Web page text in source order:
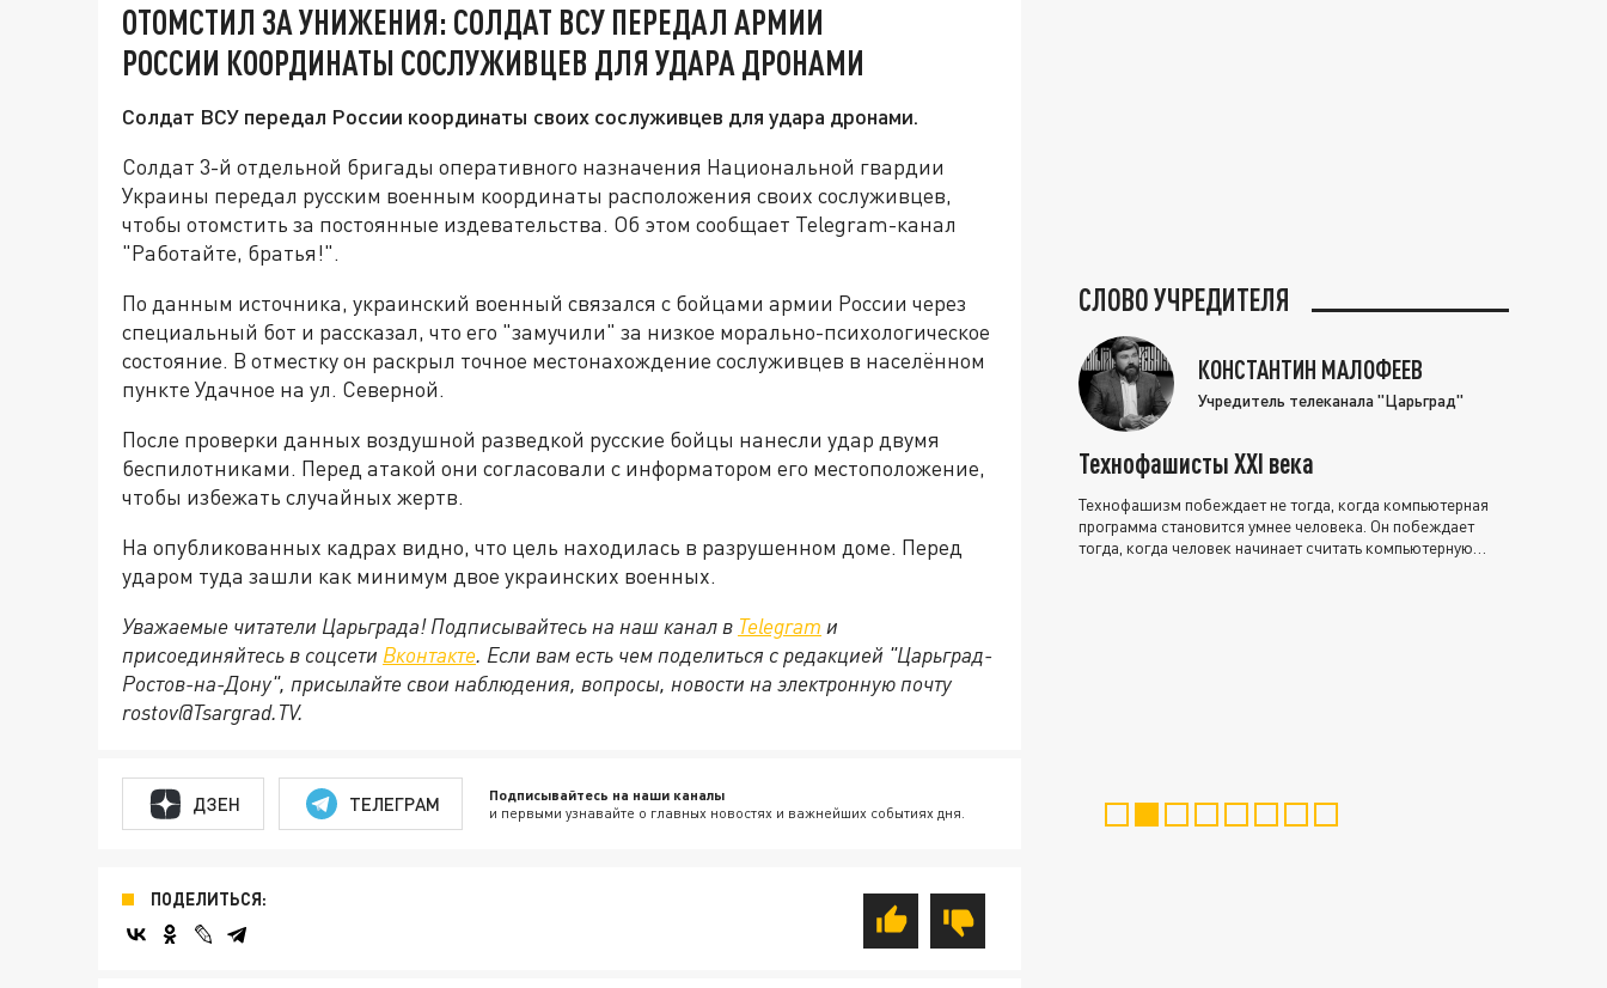
ОТОМСТИЛ ЗА УНИЖЕНИЯ: СОЛДАТ ВСУ ПЕРЕДАЛ АРМИИ
РОССИИ КООРДИНАТЫ СОСЛУЖИВЦЕВ ДЛЯ УДАРА ДРОНАМИ
Солдат ВСУ передал России координаты своих сослуживцев для удара дронами.
Солдат 3-й отдельной бригады оперативного назначения Национальной гвардии
Украины передал русским военным координаты расположения своих сослуживцев,
чтобы отомстить за постоянные издевательства. Об этом сообщает Telegram-канал
"Работайте, братья!".
По данным источника, украинский военный связался с бойцами армии России через
специальный бот и рассказал, что его "замучили" за низкое морально-психологическое
состояние. В отместку он раскрыл точное местонахождение сослуживцев в населённом
пункте Удачное на ул. Северной.
После проверки данных воздушной разведкой русские бойцы нанесли удар двумя
беспилотниками. Перед атакой они согласовали с информатором его местоположение,
чтобы избежать случайных жертв.
На опубликованных кадрах видно, что цель находилась в разрушенном доме. Перед
ударом туда зашли как минимум двое украинских военных.
Уважаемые читатели Царьграда! Подписывайтесь на наш канал в Telegram и
присоединяйтесь в соцсети Вконтакте. Если вам есть чем поделиться с редакцией "Царьград-
Ростов-на-Дону", присылайте свои наблюдения, вопросы, новости на электронную почту
rostov@Tsargrad.ТV.
ДЗЕН ТЕЛЕГРАМ Подписывайтесь на наши каналы
и первыми узнавайте о главных новостях и важнейших событиях дня.
ПОДЕЛИТЬСЯ:
СЛОВО УЧРЕДИТЕЛЯ
КОНСТАНТИН МАЛОФЕЕВ
Учредитель телеканала "Царьград"
Технофашисты XXI века
Технофашизм побеждает не тогда, когда компьютерная
программа становится умнее человека. Он побеждает
тогда, когда человек начинает считать компьютерную